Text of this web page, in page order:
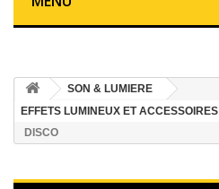
SON & LUMIERE
EFFETS LUMINEUX ET ACCESSOIRES
DISCO